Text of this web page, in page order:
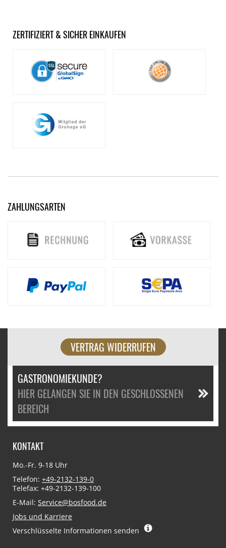
ZERTIFIZIERT & SICHER EINKAUFEN
ZAHLUNGSARTEN
VERTRAG WIDERRUFEN
GASTRONOMIEKUNDE?
HIER GELANGEN SIE IN DEN GESCHLOSSENEN
BEREICH
KONTAKT
Mo.-Fr. 9-18 Uhr
Telefon: +49-2132-139-0
Telefax: +49-2132-139-100
E-Mail: Service@bosfood.de
Jobs und Karriere
Verschlüsselte Informationen senden